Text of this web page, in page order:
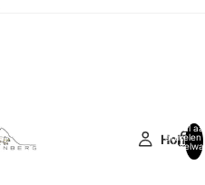
Home
Totaal
artikelen